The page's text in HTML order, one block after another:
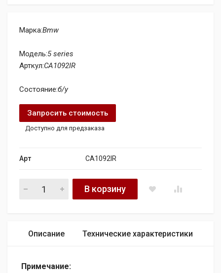
Марка:Bmw
Модель:5 series
Арткул:CA1092IR
Состояние:б/у
Запросить стоимость
Доступно для предзаказа
Арт CA1092IR
Генератор HC-PARTS Bmw 5 series 522.i 24V quantity
В корзину
Описание Технические характеристики
Примечание: